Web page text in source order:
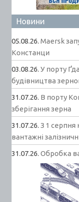
Новини
05.08.26. Maersk
Констанци
03.08.26. У порту
будівництва
31.07.26. В порту
зберігання зерна
31.07.26. З 1 серпня
вантажні
31.07.26. Обробка